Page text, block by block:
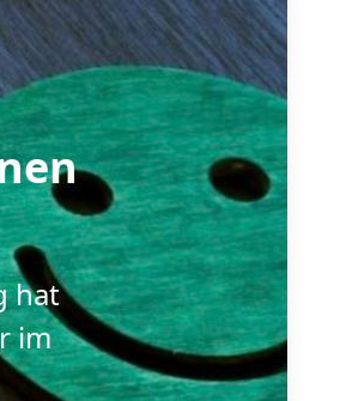
hat
im